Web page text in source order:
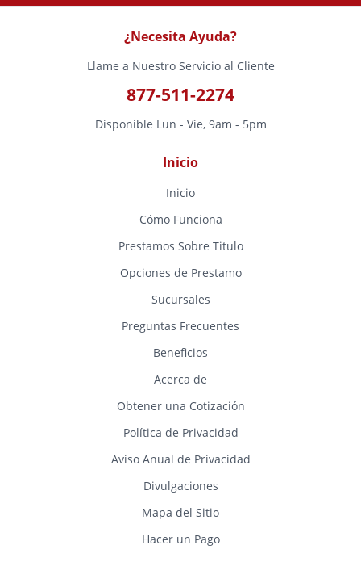
¿Necesita Ayuda?
Llame a Nuestro Servicio al Cliente
877-511-2274
Disponible Lun - Vie, 9am - 5pm
Inicio
Inicio
Cómo Funciona
Prestamos Sobre Titulo
Opciones de Prestamo
Sucursales
Preguntas Frecuentes
Beneficios
Acerca de
Obtener una Cotización
Política de Privacidad
Aviso Anual de Privacidad
Divulgaciones
Mapa del Sitio
Hacer un Pago